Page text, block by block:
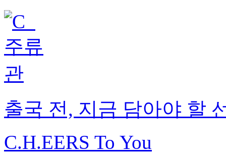
출국 전, 지금 담아야 할
C.H.EERS To You